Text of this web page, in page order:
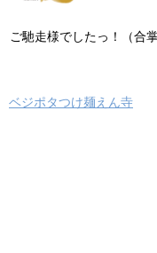
ご馳走様でしたっ！（合掌
ベジポタつけ麺えん寺